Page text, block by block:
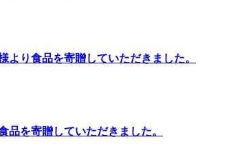
より食品を寄贈していただきました。
品を寄贈していただきました。